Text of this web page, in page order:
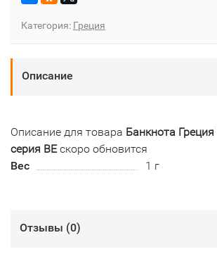
Категория: Греция
Описание
Описание для товара Банкнота
серия ВЕскоро обновится
Вес
1 г
Отзывы (0)